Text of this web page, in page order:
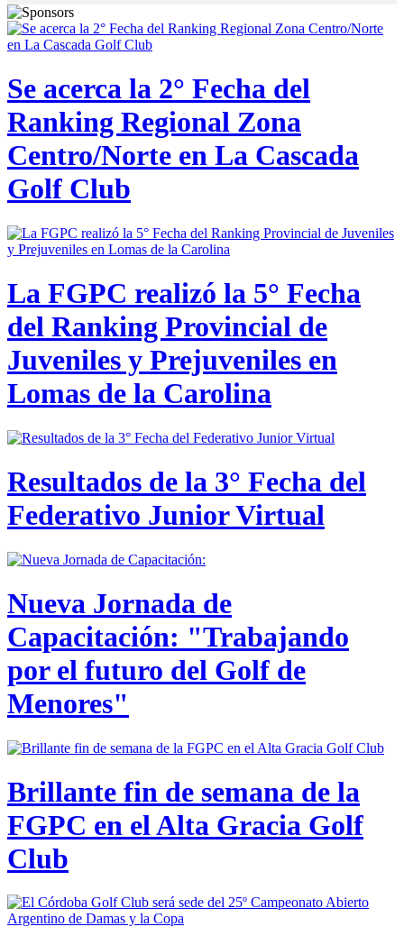
Se acerca la 2° Fecha del
Ranking Regional Zona
Centro/Norte en La Cascada
Golf Club
La FGPC realizó la 5° Fecha
del Ranking Provincial de
Juveniles y Prejuveniles en
Lomas de la Carolina
Resultados de la 3° Fecha del
Federativo Junior Virtual
Nueva Jornada de
Capacitación: "Trabajando
por el futuro del Golf de
Menores"
Brillante fin de semana de la
FGPC en el Alta Gracia Golf
Club